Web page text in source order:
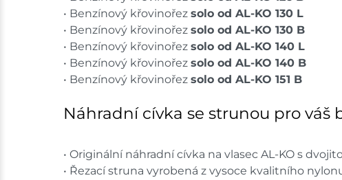
• Benzínový křovinořez solo od AL-KO 130 L
• Benzínový křovinořez solo od AL-KO 130 B
• Benzínový křovinořez solo od AL-KO 140 L
• Benzínový křovinořez solo od AL-KO 140 B
• Benzínový křovinořez solo od AL-KO 151 B
Náhradní cívka se strunou pro váš
• Originální náhradní cívka na vlasec AL-KO s
• Řezací struna vyrobená z vysoce kvalitního